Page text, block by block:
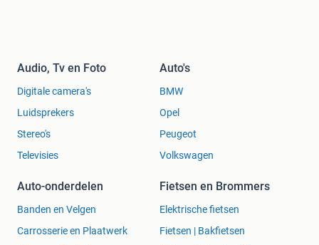
Audio, Tv en Foto
Digitale camera's
Luidsprekers
Stereo's
Televisies
Auto's
BMW
Opel
Peugeot
Volkswagen
Auto-onderdelen
Banden en Velgen
Carrosserie en Plaatwerk
Fietsen en Brommers
Elektrische fietsen
Fietsen | Bakfietsen